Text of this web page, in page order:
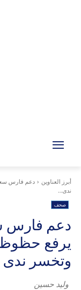
أبرز العناوين
دعم فارس
ندى...
صحف
دعم فارس
يرفع
وتخسر ندى
وليد حسين